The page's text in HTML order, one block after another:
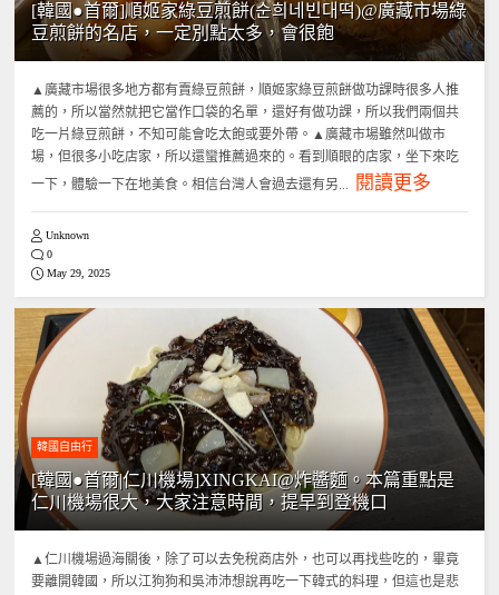
[韓國●首爾]順姬家綠豆煎餅(순희네빈대떡)@廣藏市場綠
豆煎餅的名店，一定別點太多，會很飽
▲廣藏市場很多地方都有賣綠豆煎餅，順姬家綠豆煎餅做功課時很多人推
薦的，所以當然就把它當作口袋的名單，還好有做功課，所以我們兩個共
吃一片綠豆煎餅，不知可能會吃太飽或要外帶。▲廣藏市場雖然叫做市
場，但很多小吃店家，所以還蠻推薦過來的。看到順眼的店家，坐下來吃
一下，體驗一下在地美食。相信台灣人會過去還有另...
閱讀更多
Unknown
0
May 29, 2025
韓國自由行
[韓國●首爾|仁川機場]XINGKAI@炸醬麵。本篇重點是
仁川機場很大，大家注意時間，提早到登機口
▲仁川機場過海關後，除了可以去免稅商店外，也可以再找些吃的，畢竟
要離開韓國，所以江狗狗和吳沛沛想說再吃一下韓式的料理，但這也是悲